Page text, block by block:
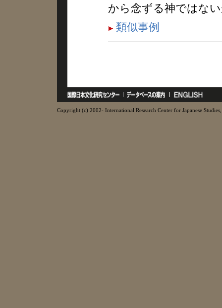
から念ずる神ではな
類似事例
Copyright (c) 2002- International Research Center for Japanese